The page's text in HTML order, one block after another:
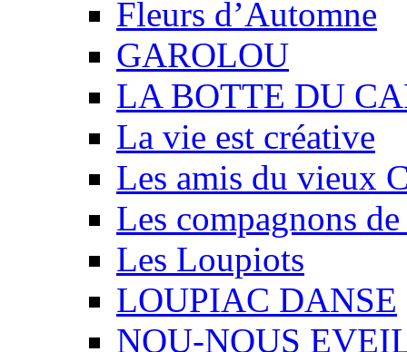
Fleurs d’Automne
GAROLOU
LA BOTTE DU
La vie est créative
Les amis du vieux
Les compagnons
Les Loupiots
LOUPIAC DANSE
NOU-NOUS